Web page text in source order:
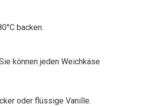
backen.
können jeden Weichkäse
oder flüssige Vanille.